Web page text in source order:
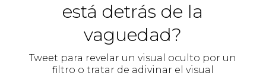
está detrás de la
vaguedad?
Tweet para revelar un visual oculto por un
filtro o tratar de adivinar el visual